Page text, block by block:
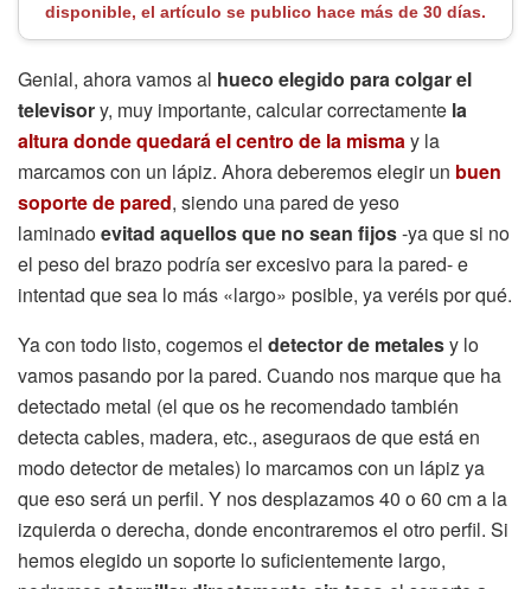
disponible, el artículo se publico hace más de 30 días.
Genial, ahora vamos al hueco elegido para colgar el
televisory, muy importante, calcular correctamente la
altura donde quedará el centro de la mismay la
marcamos con un lápiz. Ahora deberemos elegir un buen
soporte de pared, siendo una pared de yeso
laminadoevitad aquellos que no sean fijos-ya que si no
el peso del brazo podría ser excesivo para la pared- e
intentad que sea lo más «largo» posible, ya veréis por qué.
Ya con todo listo, cogemos el detector de metalesy lo
vamos pasando por la pared. Cuando nos marque que ha
detectado metal (el que os he recomendado también
detecta cables, madera, etc., aseguraos de que está en
modo detector de metales) lo marcamos con un lápiz ya
que eso será un perfil. Y nos desplazamos 40 o 60 cm a la
izquierda o derecha, donde encontraremos el otro perfil. Si
hemos elegido un soporte lo suficientemente largo,